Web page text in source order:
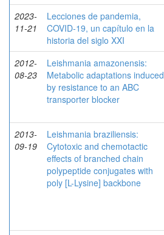
2023-
11-21
Lecciones de pandemia,
COVID-19, un capítulo en la
historia del siglo XXI
2012-
08-23
Leishmania amazonensis:
Metabolic adaptations induced
by resistance to an ABC
transporter blocker
2013-
09-19
Leishmania braziliensis:
Cytotoxic and chemotactic
effects of branched chain
polypeptide conjugates with
poly [L-Lysine] backbone